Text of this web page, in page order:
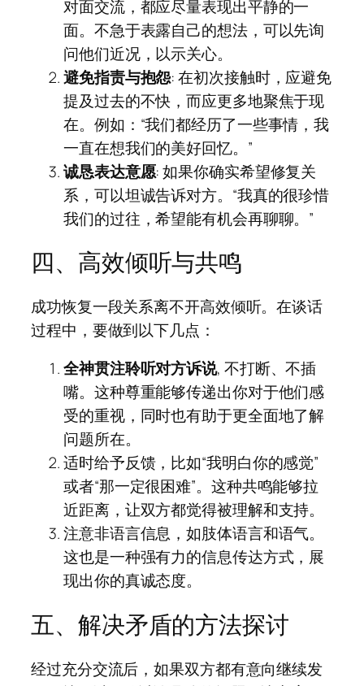
对面交流，都应尽量表现出平静的一
面。不急于表露自己的想法，可以先询
问他们近况，以示关心。
避免指责与抱怨: 在初次接触时，应避免
提及过去的不快，而应更多地聚焦于现
在。例如：“我们都经历了一些事情，我
一直在想我们的美好回忆。”
诚恳表达意愿: 如果你确实希望修复关
系，可以坦诚告诉对方。“我真的很珍惜
我们的过往，希望能有机会再聊聊。”
四、高效倾听与共鸣
成功恢复一段关系离不开高效倾听。在谈话
过程中，要做到以下几点：
全神贯注聆听对方诉说, 不打断、不插
嘴。这种尊重能够传递出你对于他们感
受的重视，同时也有助于更全面地了解
问题所在。
适时给予反馈，比如“我明白你的感觉”
或者“那一定很困难”。这种共鸣能够拉
近距离，让双方都觉得被理解和支持。
注意非语言信息，如肢体语言和语气。
这也是一种强有力的信息传达方式，展
现出你的真诚态度。
五、解决矛盾的方法探讨
经过充分交流后，如果双方都有意向继续发